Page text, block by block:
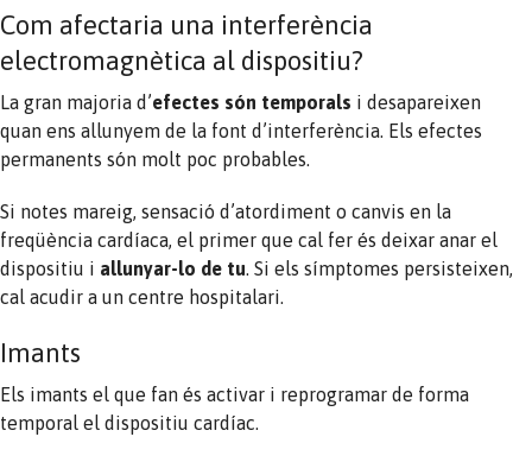
Com afectaria una interferència
electromagnètica al dispositiu?
La gran majoria d’efectes són temporals i desapareixen
quan ens allunyem de la font d’interferència. Els efectes
permanents són molt poc probables.
Si notes mareig, sensació d’atordiment o canvis en la
freqüència cardíaca, el primer que cal fer és deixar anar el
dispositiu i allunyar-lo de tu . Si els símptomes persisteixen,
cal acudir a un centre hospitalari.
Imants
Els imants el que fan és activar i reprogramar de forma
temporal el dispositiu cardíac.